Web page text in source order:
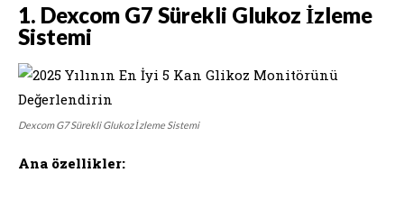
1. Dexcom G7 Sürekli Glukoz İzleme
Sistemi
Dexcom G7 Sürekli Glukoz İzleme Sistemi
Ana özellikler: